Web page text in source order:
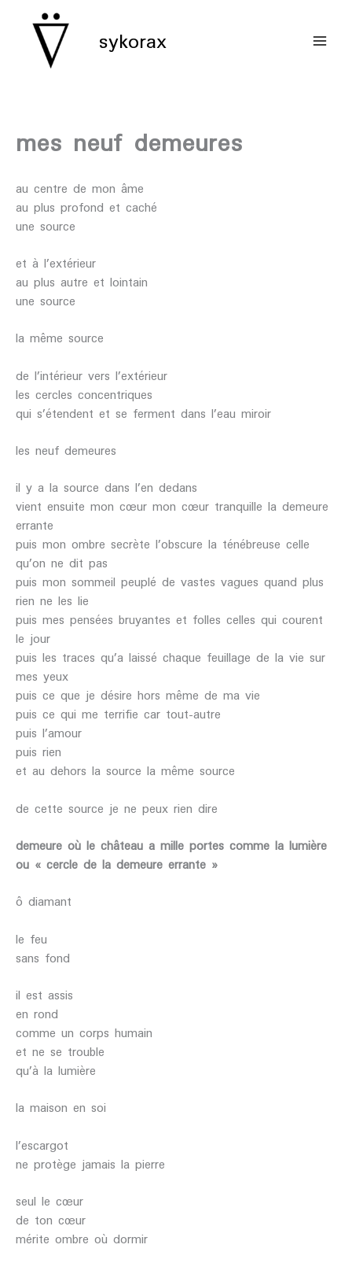
contenu sykorax
mes neuf demeures
au centre de mon âme
au plus profond et caché
une source
et à l’extérieur
au plus autre et lointain
une source
la même source
de l’intérieur vers l’extérieur
les cercles concentriques
qui s’étendent et se ferment dans l’eau miroir
les neuf demeures
il y a la source dans l’en dedans
vient ensuite mon cœur mon cœur tranquille la demeure
errante
puis mon ombre secrète l’obscure la ténébreuse celle
qu’on ne dit pas
puis mon sommeil peuplé de vastes vagues quand plus
rien ne les lie
puis mes pensées bruyantes et folles celles qui courent
le jour
puis les traces qu’a laissé chaque feuillage de la vie sur
mes yeux
puis ce que je désire hors même de ma vie
puis ce qui me terrifie car tout-autre
puis l’amour
puis rien
et au dehors la source la même source
de cette source je ne peux rien dire
demeure où le château a mille portes comme la lumière
ou « cercle de la demeure errante »
ô diamant
le feu
sans fond
il est assis
en rond
comme un corps humain
et ne se trouble
qu’à la lumière
la maison en soi
l’escargot
ne protège jamais la pierre
seul le cœur
de ton cœur
mérite ombre où dormir